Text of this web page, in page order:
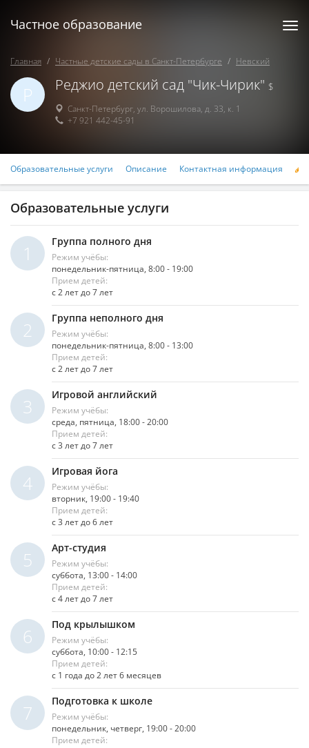
Частное образование
Главная Частные детские сады в Санкт-Петербурге Невский
Р Реджио детский сад "Чик-Чирик" $
Санкт-Петербург, ул. Ворошилова, д. 33, к. 1
+7 921 442-45-91
Образовательные услуги Описание Контактная информация
Образовательные услуги
1
Группа полного дня
Режим учёбы:
понедельник-пятница, 8:00 - 19:00
Прием детей:
с 2 лет до 7 лет
2
Группа неполного дня
Режим учёбы:
понедельник-пятница, 8:00 - 13:00
Прием детей:
с 2 лет до 7 лет
3
Игровой английский
Режим учёбы:
среда, пятница, 18:00 - 20:00
Прием детей:
с 3 лет до 7 лет
4
Игровая йога
Режим учёбы:
вторник, 19:00 - 19:40
Прием детей:
с 3 лет до 6 лет
5
Арт-студия
Режим учёбы:
суббота, 13:00 - 14:00
Прием детей:
с 4 лет до 7 лет
6
Под крылышком
Режим учёбы:
суббота, 10:00 - 12:15
Прием детей:
с 1 года до 2 лет 6 месяцев
7
Подготовка к школе
Режим учёбы:
понедельник, четверг, 19:00 - 20:00
Прием детей: